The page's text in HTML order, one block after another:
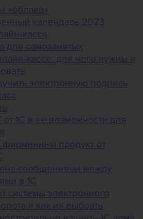
«облако»
календарь 2023
касса
для самозанятых
кассе: для чего нужны и
электронную подпись
1С и ее возможности для
фирменный продукт от
сообщениями между
в 1С
системы электронного
и как их выбрать